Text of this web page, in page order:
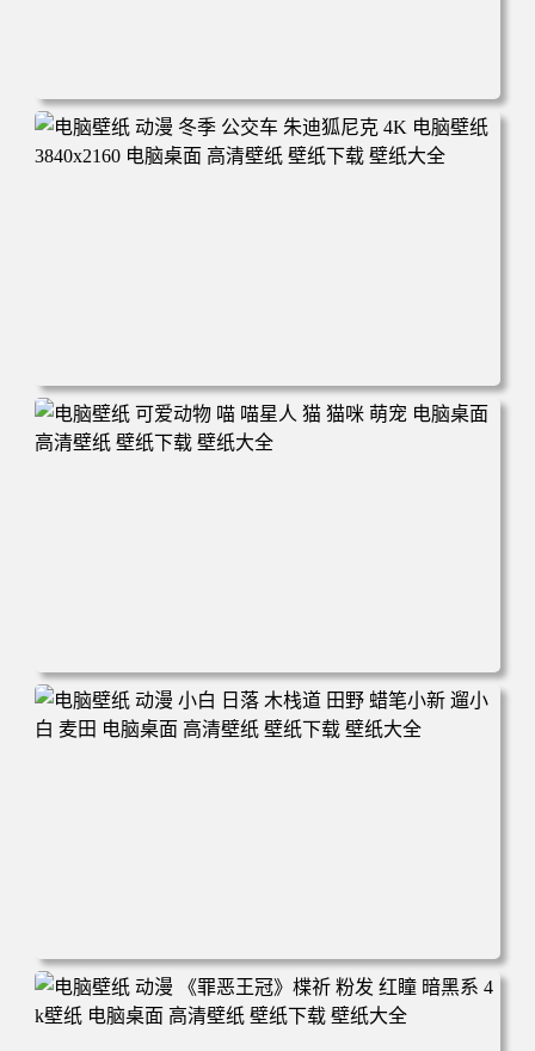
电脑壁纸 完美世界 荒天帝石昊 4K高清动漫壁纸 电脑桌面
高清壁纸 壁纸下载 壁纸大全
电脑壁纸 动漫 冬季 公交车 朱迪狐尼克 4K 电脑壁纸 3840x2
160 电脑桌面 高清壁纸 壁纸下载 壁纸大全
电脑壁纸 可爱动物 喵 喵星人 猫 猫咪 萌宠 电脑桌面 高清壁
纸 壁纸下载 壁纸大全
电脑壁纸 动漫 小白 日落 木栈道 田野 蜡笔小新 遛小白 麦田
电脑桌面 高清壁纸 壁纸下载 壁纸大全